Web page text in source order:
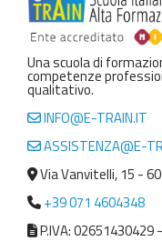
Una scuola di
competenze
qualitativo.
INFO@E-TRAIN.IT
ASSISTENZA@E-
Via Vanvitelli, 15 -
+39 071 4604348
P.IVA: 02651430429